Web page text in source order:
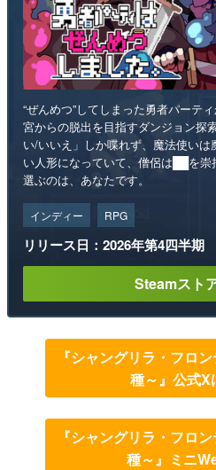
“ぜんめつ”してしまった勇者パーテ
宮からの脱出を目指すダンジョン探
い/いいえ」しか喋れず、魔法使い
い人形になっていて、僧侶は██を
選ぶのは、あなたです。
インディー RPG
リリース日：2026年第4四半期
Steamスト
『シャングリラ・フロ
種～』公式X
『シャングリラ・フロ
種～』ミニ